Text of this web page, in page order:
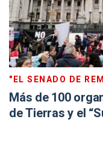
"EL SENADO DE
Más de 100
de Tierras y el